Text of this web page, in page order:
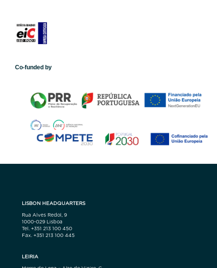
Co-funded by
LISBON HEADQUARTERS
Rua Alves Redol, 9
1000-029 Lisboa
Tel. +351 213 100 450
Fax. +351 213 100 445
LEIRIA